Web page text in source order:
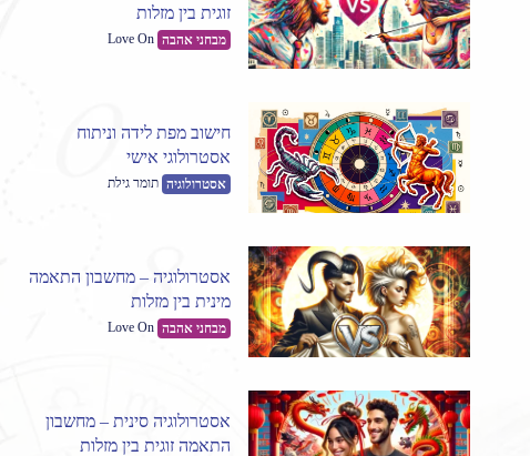
זוגית בין מזלות
מבחני אהבה Love On
חישוב מפת לידה וניתוח
אסטרולוגי אישי
אסטרולוגיה תומר גילת
אסטרולוגיה – מחשבון התאמה
מינית בין מזלות
מבחני אהבה Love On
אסטרולוגיה סינית – מחשבון
התאמה זוגית בין מזלות